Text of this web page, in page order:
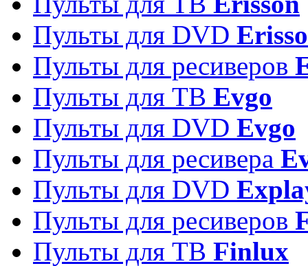
Пульты для DVD
Пульты для ресиверов
Пульты для ТВ Evgo
Пульты для DVD Evgo
Пульты для ресивера
Пульты для DVD
Пульты для ресиверов
Пульты для ТВ Finlux